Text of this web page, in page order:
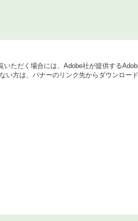
いただく場合には、Adobe社が提供する
い方は、バナーのリンク先からダウンロー